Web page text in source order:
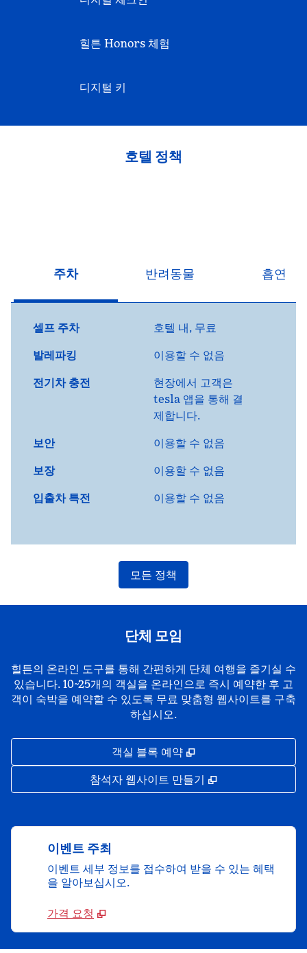
힐튼 Honors 체험
디지털 키
호텔 정책
주차 반려동물 흡연
셀프 주차 호텔 내, 무료
발레파킹
이용할 수 없음
전기차 충전
현장에서 고객은
tesla 앱을 통해 결
제합니다.
보안
이용할 수 없음
보장
이용할 수 없음
입출차 특전
이용할 수 없음
모든 정책
단체 모임
힐튼의 온라인 도구를 통해 간편하게 단체 여행을 즐기실 수
있습니다. 10~25개의 객실을 온라인으로 즉시 예약한 후 고
객이 숙박을 예약할 수 있도록 무료 맞춤형 웹사이트를 구축
하십시오.
객실 블록 예약 ,
참석자 웹사이트 만들기 ,
이벤트 주최
이벤트 세부 정보를 접수하여 받을 수 있는 혜택
을 알아보십시오.
가격 요청